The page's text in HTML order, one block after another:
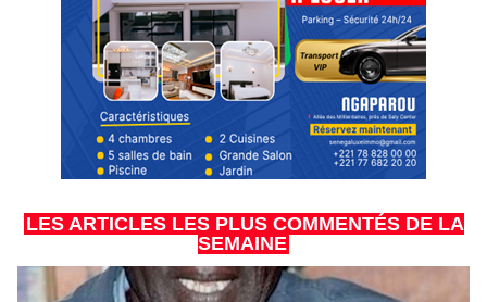
LES ARTICLES LES PLUS COMMENTÉS DE LA
SEMAINE